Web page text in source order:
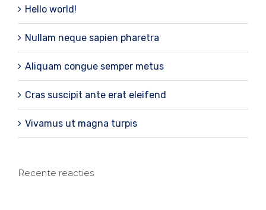
Hello world!
Nullam neque sapien pharetra
Aliquam congue semper metus
Cras suscipit ante erat eleifend
Vivamus ut magna turpis
Recente reacties